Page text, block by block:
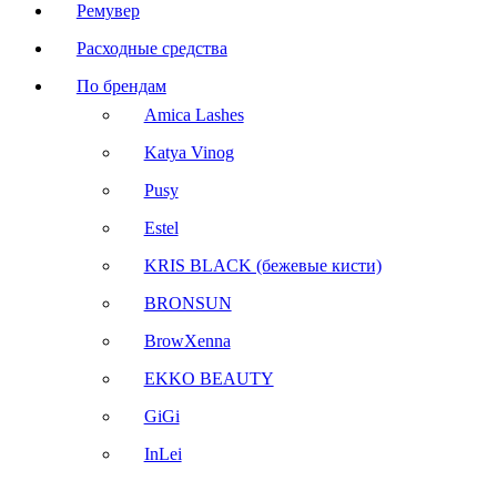
Ремувер
Расходные средства
По брендам
Amica Lashes
Katya Vinog
Pusy
Estel
KRIS BLACK (бежевые кисти)
BRONSUN
BrowXenna
EKKO BEAUTY
GiGi
InLei